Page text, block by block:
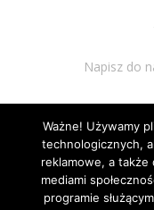
Napisz do
Ważne! Używamy
technologicznych,
reklamowe, a
mediami
programie